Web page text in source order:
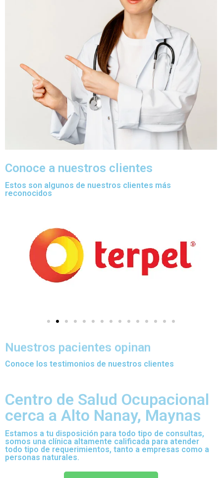
Conoce a nuestros clientes
Estos son algunos de nuestros clientes más
reconocidos
Nuestros pacientes opinan
Conoce los testimonios de nuestros clientes
Centro de Salud Ocupacional
cerca a Alto Nanay, Maynas
Estamos a tu disposición para todo tipo de consultas,
somos una clínica altamente calificada para atender
todo tipo de requerimientos, tanto a empresas como a
personas naturales.